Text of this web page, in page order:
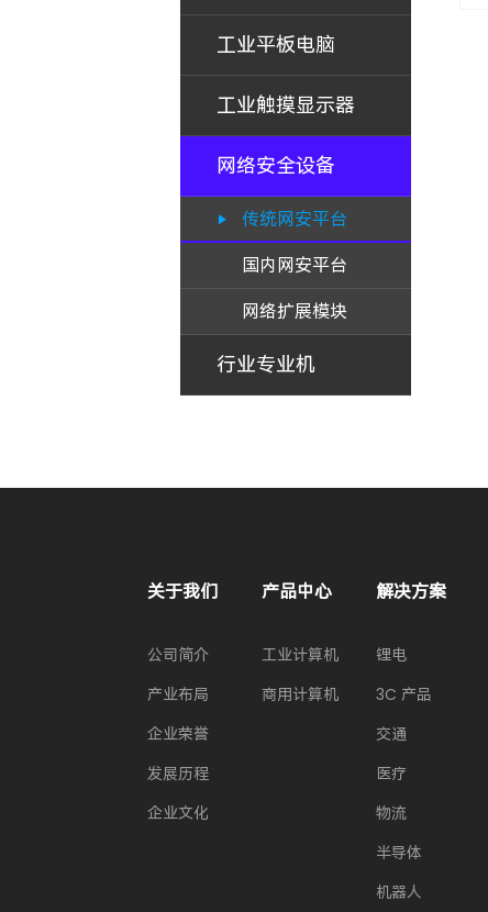
工业平板电脑
工业触摸显示器
网络安全设备
传统网安平台
国内网安平台
网络扩展模块
行业专业机
关于我们
公司简介
产业布局
企业荣誉
发展历程
企业文化
产品中心
工业计算机
商用计算机
解决方案
锂电
3C 产品
交通
医疗
物流
半导体
机器人